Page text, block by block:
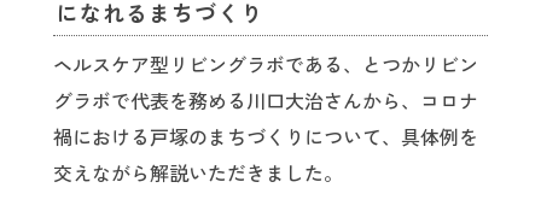
になれるまちづくり
ヘルスケア型リビングラボである、とつかリビン
グラボで代表を務める川口大治さんから、コロナ
禍における戸塚のまちづくりについて、具体例を
交えながら解説いただきました。